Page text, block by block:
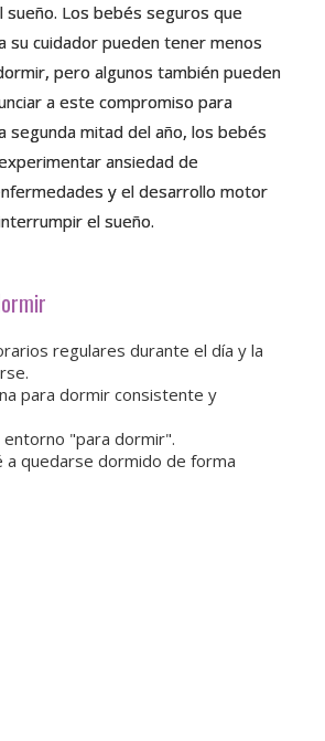
sueño. Los bebés seguros que
su cuidador pueden tener menos
pero algunos también pueden
a este compromiso para
segunda mitad del año, los bebés
ansiedad de
y el desarrollo motor
el sueño.
regulares durante el día y la
para dormir consistente y
entorno "para dormir".
a quedarse dormido de forma